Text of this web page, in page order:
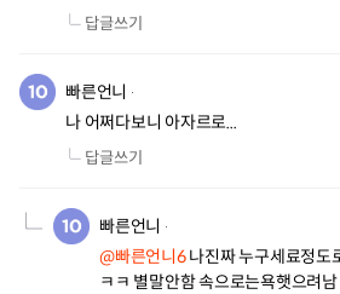
답글쓰기
빠른언니
나 어쩌다보니 아자르로...
답글쓰기
빠른언니
@빠른언니6 나진짜 누구세료정도
ㅋㅋ 별말안함 속으로는욕햇으려남